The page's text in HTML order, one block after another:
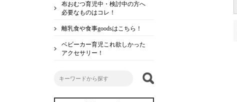
布おむつ育児中・検討中の方へ
必要なものはコレ！
離乳食や食事goodsはこちら！
ベビーカー育児これ欲しかった
アクセサリー！